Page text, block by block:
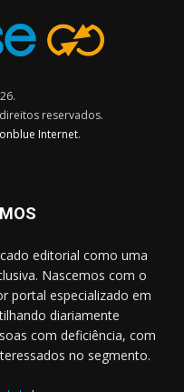
reservados.
Internet.
editorial como uma
Nascemos com o
portal especializado em
diariamente
com deficiência, com
no segmento.